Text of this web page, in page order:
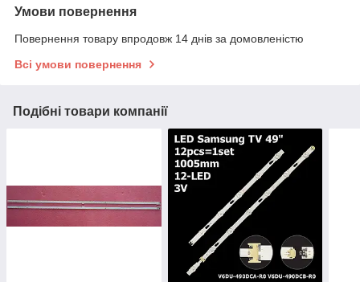
Умови повернення
Повернення товару впродовж 14 днів за домовленістю
Всі умови повернення
Подібні товари компанії